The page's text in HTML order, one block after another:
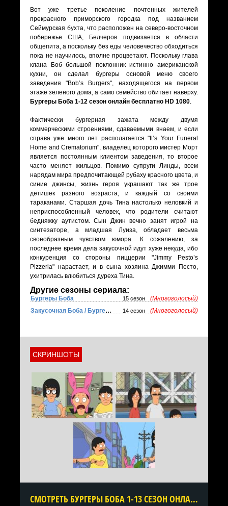
Вот уже третье поколение почтенных жителей
прекрасного приморского городка под названием
Сеймурская бухта, что расположен на северо-восточном
побережье США, Белчеров подвизается в области
общепита, а поскольку без еды человечество обходиться
пока не научилось, вполне процветают. Поскольку глава
клана Боб большой поклонник истинно американской
кухни, он сделал бургеры основой меню своего
заведения "Bob’s Burgers", находящегося на первом
этаже зеленого дома, а само семейство обитает наверху.
Бургеры Боба 1-12 сезон онлайн бесплатно HD 1080.
Фактически бургерная зажата между двумя
коммерческими строениями, сдаваемыми внаем, и если
справа уже много лет располагается "It’s Your Funeral
Home and Crematorium", владелец которого мистер Морт
является постоянным клиентом заведения, то второе
часто меняет жильцов. Помимо супруги Линды, всем
нарядам мира предпочитающей рубаху красного цвета, и
синие джинсы, жизнь героя украшают так же трое
детишек разного возраста, и каждый со своими
тараканами. Старшая дочь Тина настолько неловкий и
неприспособленный человек, что родители считают
бедняжку аутистом. Сын Джин вечно занят игрой на
синтезаторе, а младшая Луиза, обладает весьма
своеобразным чувством юмора. К сожалению, за
последнее время дела закусочной идут хуже некуда, ибо
конкуренция со стороны пиццерии "Jimmy Pesto’s
Pizzeria" нарастает, и в сына хозяина Джимми Песто,
ухитрилась влюбиться дуреха Тина.
Другие сезоны сериала:
Бургеры Боба 15 сезон
(Многоголосый)
Закусочная Боба / Бургеры Боба
14 сезон (Многоголосый)
СКРИНШОТЫ
CМОТРЕТЬ БУРГЕРЫ БОБА 1-13 СЕЗОН ОНЛАЙН В ХОРОШЕМ КАЧЕСТВЕ ВСЕ СЕРИИ ПОДРЯД БЕСПЛАТНО